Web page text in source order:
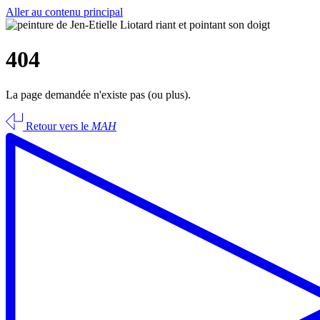
Aller au contenu principal
404
La page demandée n'existe pas (ou plus).
Retour vers le MAH